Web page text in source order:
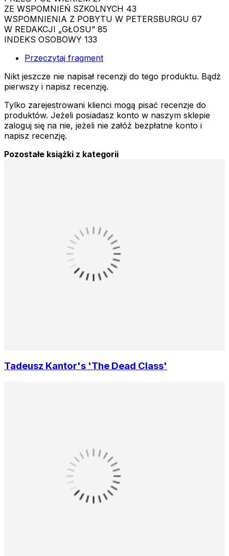
ZE WSPOMNIEŃ SZKOLNYCH 43
WSPOMNIENIA Z POBYTU W PETERSBURGU 67
W REDAKCJI „GŁOSU” 85
INDEKS OSOBOWY 133
Przeczytaj fragment
Nikt jeszcze nie napisał recenzji do tego produktu. Bądź
pierwszy i napisz recenzję.
Tylko zarejestrowani klienci mogą pisać recenzje do
produktów. Jeżeli posiadasz konto w naszym sklepie
zaloguj się na nie, jeżeli nie załóż bezpłatne konto i
napisz recenzję.
Pozostałe książki z kategorii
Tadeusz Kantor's 'The Dead Class'